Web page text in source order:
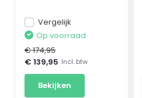
Vergelijk
Op voorraad
€ 174,95
€ 139,95 Incl. btw
Bekijken